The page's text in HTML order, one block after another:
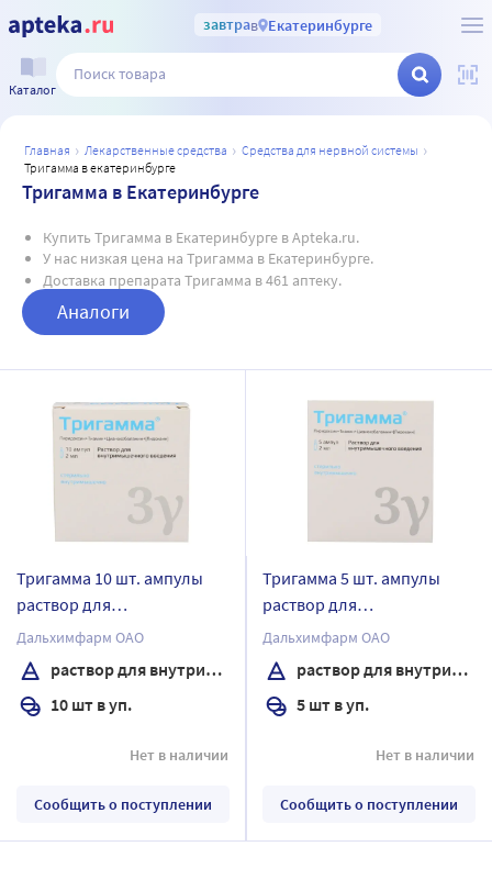
завтрав Екатеринбурге
Каталог
главная лекарственные средства
средства для нервной системы
тригамма в екатеринбурге
Тригамма в Екатеринбурге
Купить Тригамма в Екатеринбурге в Apteka.ru.
У нас низкая цена на Тригамма в Екатеринбурге.
Доставка препарата Тригамма в 461 аптеку.
Аналоги
Тригамма 10 шт. ампулы
раствор для
внутримышечного
введения 2 мл
Дальхимфарм ОАО
раствор для внутримышечного введения
10 шт в уп.
Нет в наличии
Сообщить о поступлении
Тригамма 5 шт. ампулы
раствор для
внутримышечного
введения 2 мл
Дальхимфарм ОАО
раствор для внутримышечного введения
5 шт в уп.
Нет в наличии
Сообщить о поступлении